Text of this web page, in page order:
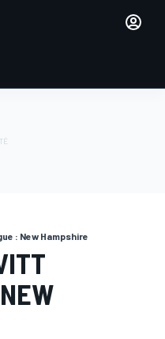
: New Hampshire